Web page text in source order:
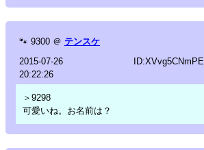
🐾 9300 ＠ テンスケ
2015-07-26
20:22:26
ID:XVvg5CNmPE
＞9298
可愛いね。お名前は？